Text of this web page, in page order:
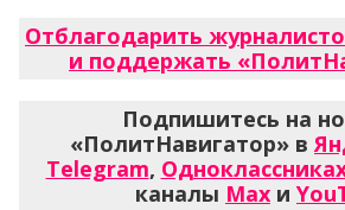
Отблагодарить
и поддержать
Подпишитесь на
«ПолитНавигатор» в
Telegram,
каналы Max и